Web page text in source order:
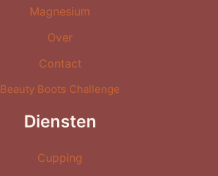
Magnesium
Over
Contact
Beauty Boots Challenge
Diensten
Cupping